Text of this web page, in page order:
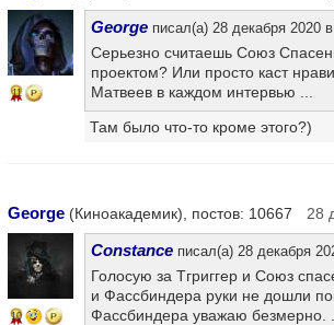
11
George писал(а) 28 декабря 2020
Серьезно считаешь Союз
проектом? Или просто каст
Матвеев в каждом интервью ...
Там было что-то кроме этого?)
George (Киноакадемик), постов: 10667 28
10
Constance писал(а) 28 декабря
Голосую за Тгриггер и Союз
и Фассбиндера руки не дошли
Фассбиндера уважаю безмерно. ...